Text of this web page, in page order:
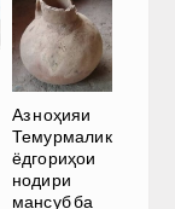
Аз ноҳияи
Темурмалик
ёдгориҳои
нодири
мансуб ба